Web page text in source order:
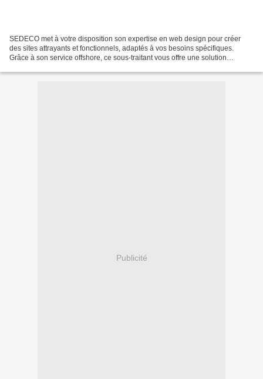
SEDECO met à votre disposition son expertise en web design pour créer
des sites attrayants et fonctionnels, adaptés à vos besoins spécifiques.
Grâce à son service offshore, ce sous-traitant vous offre une solution
Publicité